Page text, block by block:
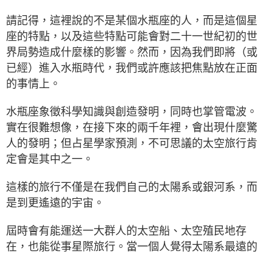
請記得，這裡說的不是某個水瓶座的人，而是這個星
座的特點，以及這些特點可能會對二十一世紀初的世
界局勢造成什麼樣的影響。然而，因為我們即將（或
已經）進入水瓶時代，我們或許應該把焦點放在正面
的事情上。
水瓶座象徵科學知識與創造發明，同時也掌管電波。
實在很難想像，在接下來的兩千年裡，會出現什麼驚
人的發明；但占星學家預測，不可思議的太空旅行肯
定會是其中之一。
這樣的旅行不僅是在我們自己的太陽系或銀河系，而
是到更遙遠的宇宙。
屆時會有能運送一大群人的太空船、太空殖民地存
在，也能從事星際旅行。當一個人覺得太陽系最遠的